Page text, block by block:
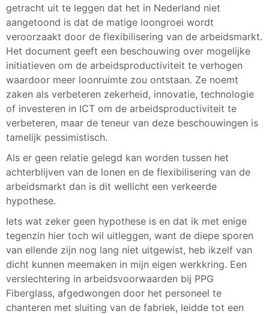
getracht uit te leggen dat het in Nederland niet
aangetoond is dat de matige loongroei wordt
veroorzaakt door de flexibilisering van de arbeidsmarkt.
Het document geeft een beschouwing over mogelijke
initiatieven om de arbeidsproductiviteit te verhogen
waardoor meer loonruimte zou ontstaan. Ze noemt
zaken als verbeteren zekerheid, innovatie, technologie
of investeren in ICT om de arbeidsproductiviteit te
verbeteren, maar de teneur van deze beschouwingen is
tamelijk pessimistisch.
Als er geen relatie gelegd kan worden tussen het
achterblijven van de lonen en de flexibilisering van de
arbeidsmarkt dan is dit wellicht een verkeerde
hypothese.
Iets wat zeker geen hypothese is en dat ik met enige
tegenzin hier toch wil uitleggen, want de diepe sporen
van ellende zijn nog lang niet uitgewist, heb ikzelf van
dicht kunnen meemaken in mijn eigen werkkring. Een
verslechtering in arbeidsvoorwaarden bij PPG
Fiberglass, afgedwongen door het personeel te
chanteren met sluiting van de fabriek, leidde tot een